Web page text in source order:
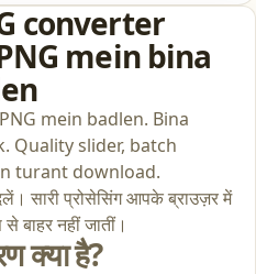
converter
mein bina
mein badlen. Bina
Quality slider, batch
turant download.
सारी प्रोसेसिंग आपके ब्राउज़र में
बाहर नहीं जातीं।
क्या है?